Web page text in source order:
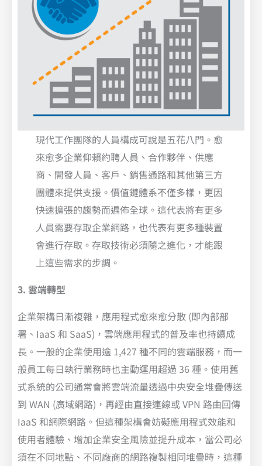
現代工作團隊的人員構成可說是五花八門。愈
來愈多企業仰賴約聘人員、合作夥伴、供應
商、開發人員、客戶、銷售通路和其他第三方
團體來提供支援。價值鏈體系不僅多樣，更因
快速擴張的趨勢而遍佈全球。這代表將有更多
人員需要存取企業網路，也代表有更多種裝置
會進行存取。存取技術必須隨之進化，才能跟
上這些需求的步調。
3. 雲端轉型
企業架構日漸複雜，應用程式愈來愈分散 (即內部部
署、IaaS 和 SaaS)，雲端應用程式的普及率也持續成
長。一般的企業使用逾 1,427 種不同的雲端服務，而一
般員工每日執行業務時也主動運用超過 36 種。使用舊
式系統的公司通常會將雲端流量透過中央安全堆疊傳送
到 WAN (廣域網路)，再經由直接連線或 VPN 路由回傳
IaaS 和網際網路。但這種架構會妨礙應用程式效能和
使用者體驗、增加企業安全風險並提升成本，當公司必
須在不同地點、不同廠商的網路複製相同堆疊時，這種